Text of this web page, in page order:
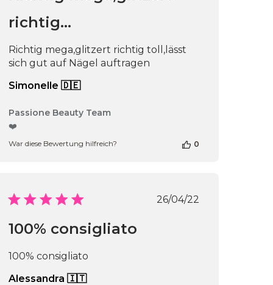
richtig…
Richtig mega,glitzert richtig toll,lässt
sich gut auf Nägel auftragen
Simonelle 🇩🇪
Kommentare
Inhabers
am
Passione Beauty Team
❤️
War diese Bewertung hilfreich? 0
26/04/22
100% consigliato
100% consigliato
Alessandra 🇮🇹